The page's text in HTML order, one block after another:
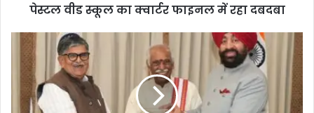
पेस्टल वीड स्कूल का क्वार्टर फाइनल में रहा दबदबा